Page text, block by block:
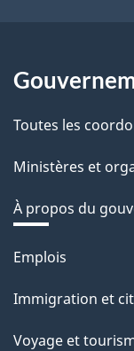
Toutes les
Ministères et
À propos du
Thèmes
sujets
Emplois
Immigration et
Voyage et